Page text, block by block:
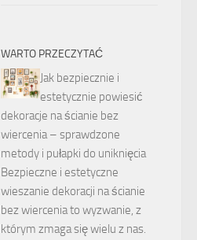
WARTO PRZECZYTAĆ
Jak bezpiecznie i
estetycznie powiesić
dekoracje na ścianie bez
wiercenia – sprawdzone
metody i pułapki do uniknięcia
Bezpieczne i estetyczne
wieszanie dekoracji na ścianie
bez wiercenia to wyzwanie, z
którym zmaga się wielu z nas.